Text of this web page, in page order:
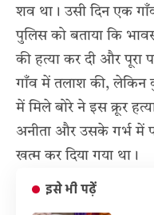
शव था। उसी दिन एक
पुलिस को बताया कि
की हत्या कर दी और पूरा
गाँव में तलाश की, लेकिन
में मिले बोरे ने इस क्रूर
अनीता और उसके गर्भ में
खत्म कर दिया गया था।
इसे भी पढ़ें